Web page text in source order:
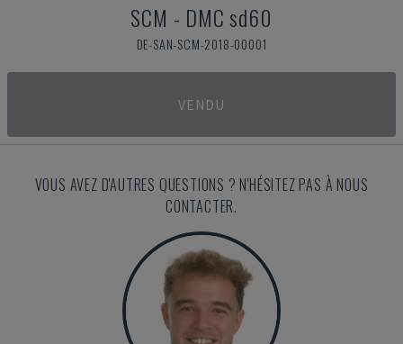
SCM - DMC sd60
DE-SAN-SCM-2018-00001
VENDU
VOUS AVEZ D'AUTRES QUESTIONS ? N'HÉSITEZ PAS À NOUS
CONTACTER.